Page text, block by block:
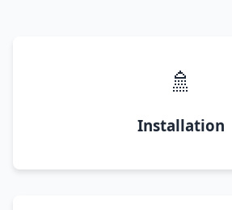
🚿
Installation